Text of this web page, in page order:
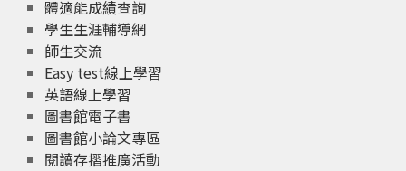
體適能成績查詢
學生生涯輔導網
師生交流
Easy test線上學習
英語線上學習
圖書館電子書
圖書館小論文專區
閱讀存摺推廣活動